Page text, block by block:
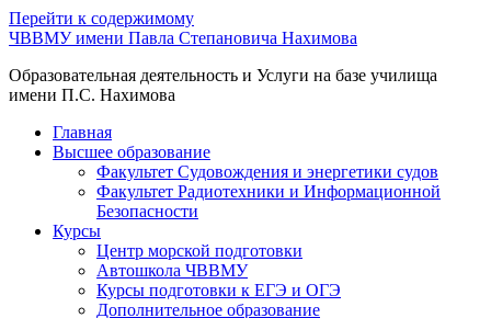
Перейти к содержимому
ЧВВМУ имени Павла Степановича Нахимова
Образовательная деятельность и Услуги на базе училища
имени П.С. Нахимова
Главная
Высшее образование
Факультет Судовождения и энергетики судов
Факультет Радиотехники и Информационной
Безопасности
Курсы
Центр морской подготовки
Автошкола ЧВВМУ
Курсы подготовки к ЕГЭ и ОГЭ
Дополнительное образование